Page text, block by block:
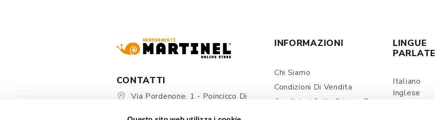
CONTATTI
Via Pordenone, 1 - Poincicco Di
INFORMAZIONI
Chi Siamo
Condizioni Di Vendita
Condizioni Sulla Privacy E
LINGUE
PARLATE
Italiano
Inglese